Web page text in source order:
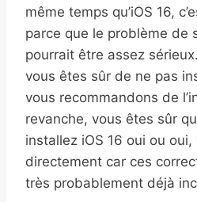
même temps qu’iOS 16,
parce que le problème de
pourrait être assez
vous êtes sûr de ne pas
vous recommandons de
revanche, vous êtes sûr
installez iOS 16 oui ou
directement car ces
très probablement déjà